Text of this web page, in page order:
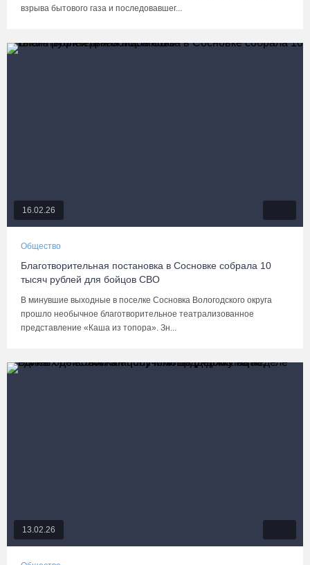
взрыва бытового газа и последовавшег...
16.02.26
Общество
Благотворительная постановка в Сосновке собрала 10
тысяч рублей для бойцов СВО
В минувшие выходные в поселке Сосновка Вологодского округа
прошло необычное благотворительное театрализованное
представление «Каша из топора». Зн...
13.02.26